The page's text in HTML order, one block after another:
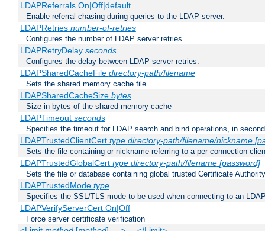
LDAPReferrals On|Off|default
Enable referral chasing during queries to the LDAP server.
LDAPRetries number-of-retries
Configures the number of LDAP server retries.
LDAPRetryDelay seconds
Configures the delay between LDAP server retries.
LDAPSharedCacheFile directory-path/filename
Sets the shared memory cache file
LDAPSharedCacheSize bytes
Size in bytes of the shared-memory cache
LDAPTimeout seconds
Specifies the timeout for LDAP search and bind operations, in
LDAPTrustedClientCert type directory-path/filename/nickname
Sets the file containing or nickname referring to a per connection
LDAPTrustedGlobalCert type directory-path/filename [password]
Sets the file or database containing global trusted Certificate
LDAPTrustedMode type
Specifies the SSL/TLS mode to be used when connecting to an
LDAPVerifyServerCert On|Off
Force server certificate verification